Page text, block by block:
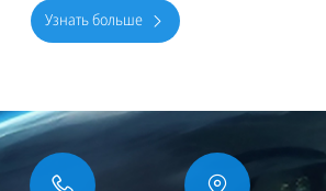
Узнать больше